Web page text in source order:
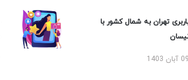
تهران به شمال کشور با
09 آبان 1403